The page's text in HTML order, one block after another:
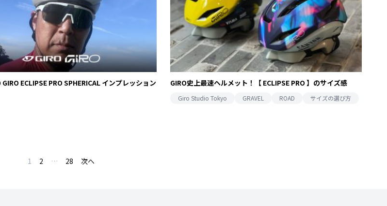
ECLIPSE PRO SPHERICAL インプレッション GIRO史上最速ヘルメット！【 ECLIPSE PRO 】のサイズ感
Giro Studio Tokyo GRAVEL ROAD サイズの選び方
1 2 … 28 次へ